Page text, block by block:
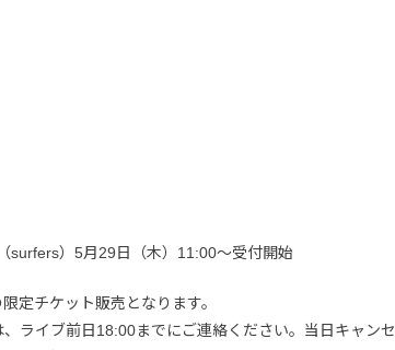
surfers）5月29日（木）11:00〜受付開始
定チケット販売となります。
ライブ前日18:00までにご連絡ください。当日キャンセ